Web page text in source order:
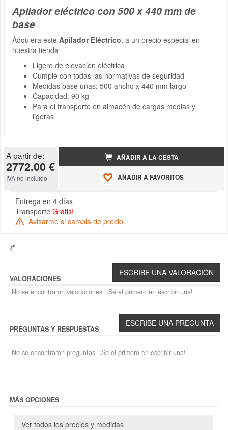
Apilador eléctrico con 500 x 440 mm de
base
Adquiera este Apilador Eléctrico, a un precio especial en
nuestra tienda
Ligero de elevación eléctrica
Cumple con todas las normativas de seguridad
Medidas base uñas: 500 ancho x 440 mm largo
Capacidad: 90 kg
Para el transporte en almacén de cargas medias y
ligeras
A partir de:
2772.00 €
IVA no incluido
AÑADIR A LA CESTA
AÑADIR A FAVORITOS
Entrega en 4 días
Transporte Gratis!
Avisarme si cambia de precio.
VALORACIONES
No se encontraron valoraciones. ¡Sé el primero en escribir una!
PREGUNTAS Y RESPUESTAS
No se encontraron preguntas. ¡Sé el primero en escribir una!
MÁS OPCIONES
Ver todos los precios y medidas